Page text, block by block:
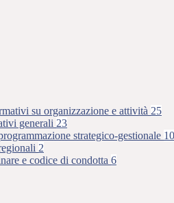
su organizzazione e attività 25
generali 23
strategico-gestionale 10
2
e codice di condotta 6